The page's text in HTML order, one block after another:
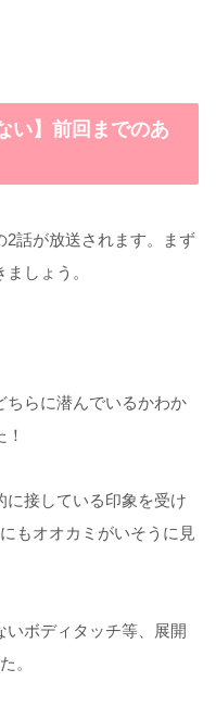
い】前回までのあ
2話が放送されます。まず
しょう。
ちらに潜んでいるかわか
接している印象を受け
もオオカミがいそうに見
いボディタッチ等、展開
。